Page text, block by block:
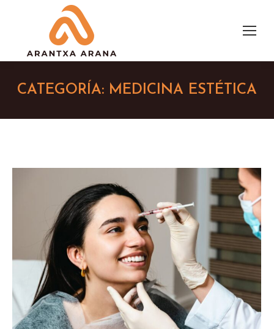
CATEGORÍA: MEDICINA ESTÉTICA